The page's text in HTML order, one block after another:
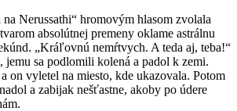
Nerussathi“ hromovým hlasom zvolala
absolútnej premeny oklame astrálnu
„Kráľovnú nemŕtvych. A teda aj, teba!“
jemu sa podlomili kolená a padol k zemi.
on vyletel na miesto, kde ukazovala. Potom
a zabijak nešťastne, akoby po údere